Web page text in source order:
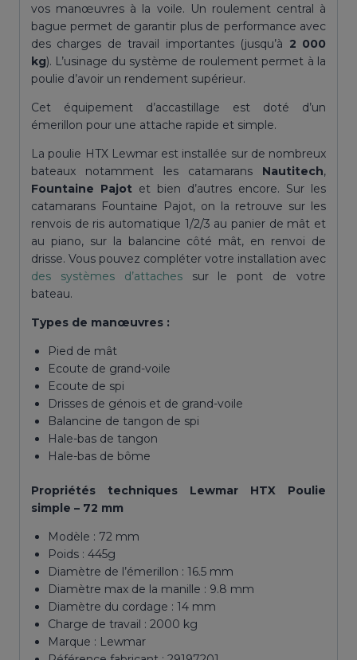
vos manœuvres à la voile. Un roulement central à
bague permet de garantir plus de performance avec
des charges de travail importantes (jusqu’à 2 000
kg). L’usinage du système de roulement permet à la
poulie d’avoir un rendement supérieur.
Cet équipement d’accastillage est doté d’un
émerillon pour une attache rapide et simple.
La poulie HTX Lewmar est installée sur de nombreux
bateaux notamment les catamarans Nautitech,
Fountaine Pajot et bien d’autres encore. Sur les
catamarans Fountaine Pajot, on la retrouve sur les
renvois de ris automatique 1/2/3 au panier de mât et
au piano, sur la balancine côté mât, en renvoi de
drisse. Vous pouvez compléter votre installation avec
des systèmes d’attachessur le pont de votre
bateau.
Types de manœuvres :
Pied de mât
Ecoute de grand-voile
Ecoute de spi
Drisses de génois et de grand-voile
Balancine de tangon de spi
Hale-bas de tangon
Hale-bas de bôme
Propriétés techniques Lewmar HTX Poulie
simple – 72 mm
Modèle : 72 mm
Poids : 445g
Diamètre de l’émerillon : 16.5 mm
Diamètre max de la manille : 9.8 mm
Diamètre du cordage : 14 mm
Charge de travail : 2000 kg
Marque : Lewmar